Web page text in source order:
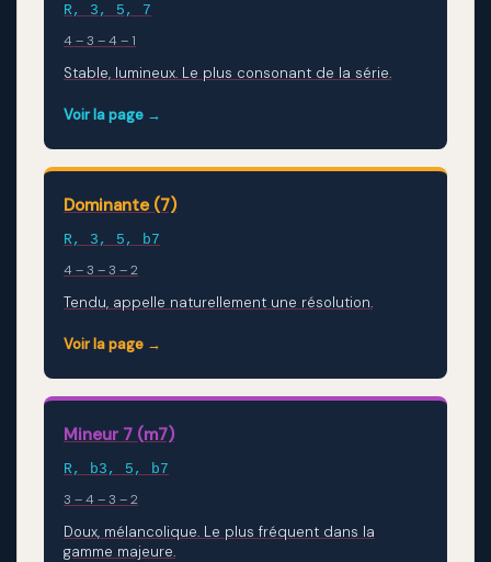
R, 3, 5, 7
4 – 3 – 4 – 1
Stable, lumineux. Le plus consonant de la série.
Voir la page →
Dominante (7)
R, 3, 5, b7
4 – 3 – 3 – 2
Tendu, appelle naturellement une résolution.
Voir la page →
Mineur 7 (m7)
R, b3, 5, b7
3 – 4 – 3 – 2
Doux, mélancolique. Le plus fréquent dans la
gamme majeure.